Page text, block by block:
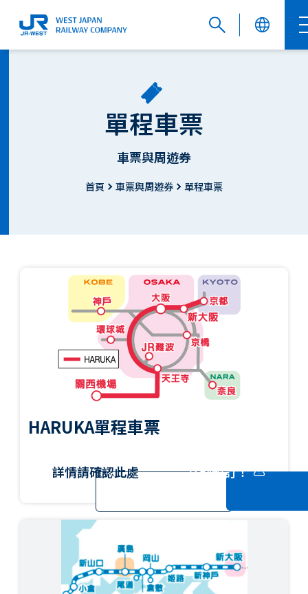
繁體中文
한국어
ภาษาไทย
日本語
單程車票
車票與周遊券
首頁 車票與周遊券 單程車票
HARUKA單程車票
詳情請確認此處 立刻預訂！